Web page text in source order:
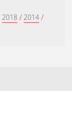
2018 / 2014 /